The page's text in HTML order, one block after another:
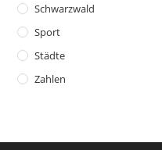
Schwarzwald
Sport
Städte
Zahlen